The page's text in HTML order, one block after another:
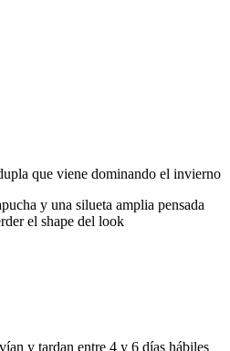
que viene dominando el invierno
y una silueta amplia pensada
el shape del look
y tardan entre 4 y 6 días hábiles